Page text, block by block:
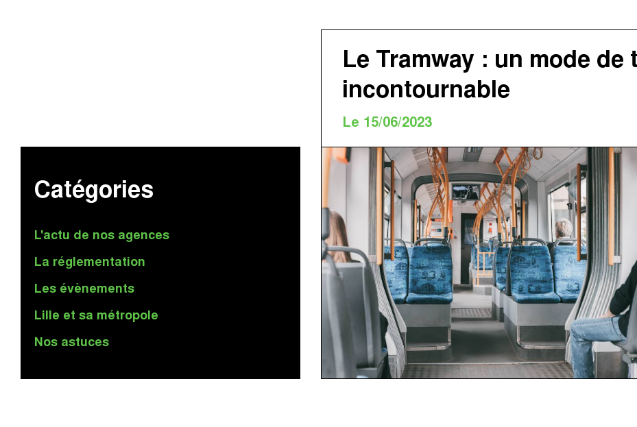
Catégories
L'actu de nos agences
La réglementation
Les évènements
Lille et sa métropole
Nos astuces
Le Tramway : un mode
incontournable
Le 15/06/2023